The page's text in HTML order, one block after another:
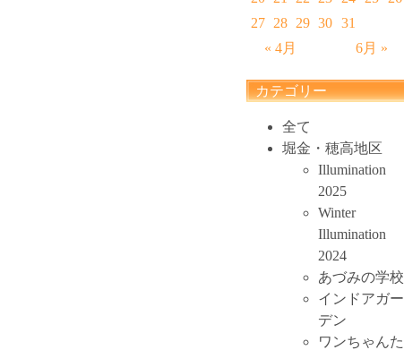
« 4月 6月 »
27 28 29 30 31
カテゴリー
全て
堀金・穂高地区
Illumination
2025
Winter
Illumination
2024
あづみの学校
インドアガー
デン
ワンちゃんた